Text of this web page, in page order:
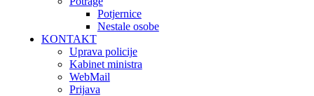
Potjernice
Nestale osobe
KONTAKT
Uprava policije
Kabinet ministra
WebMail
Prijava